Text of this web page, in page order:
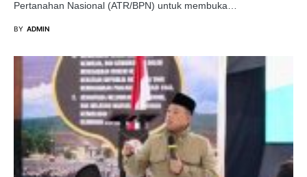
Pertanahan Nasional (ATR/BPN) untuk membuka…
BY ADMIN